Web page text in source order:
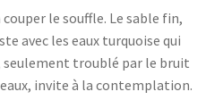
le souffle. Le sable fin,
avec les eaux turquoise qui
seulement troublé par le bruit
invite à la contemplation.